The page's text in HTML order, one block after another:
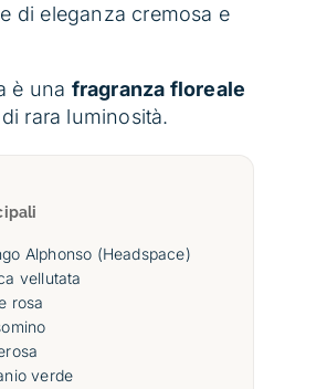
di eleganza cremosa e
è una fragranza floreale
di rara luminosità.
Alphonso (Headspace)
vellutata
rosa
verde